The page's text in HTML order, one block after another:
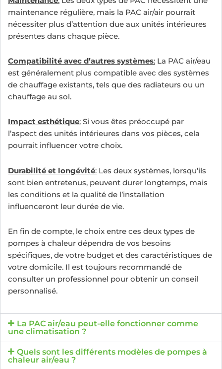
maintenance régulière, mais la PAC air/air pourrait
nécessiter plus d’attention due aux unités intérieures
présentes dans chaque pièce.
Compatibilité avec d’autres systèmes: La PAC air/eau
est généralement plus compatible avec des systèmes
de chauffage existants, tels que des radiateurs ou un
chauffage au sol.
Impact esthétique: Si vous êtes préoccupé par
l’aspect des unités intérieures dans vos pièces, cela
pourrait influencer votre choix.
Durabilité et longévité: Les deux systèmes, lorsqu’ils
sont bien entretenus, peuvent durer longtemps, mais
les conditions et la qualité de l’installation
influenceront leur durée de vie.
En fin de compte, le choix entre ces deux types de
pompes à chaleur dépendra de vos besoins
spécifiques, de votre budget et des caractéristiques de
votre domicile. Il est toujours recommandé de
consulter un professionnel pour obtenir un conseil
personnalisé.
La PAC air/eau peut-elle fonctionner comme
une climatisation ?
Quels sont les différents modèles de pompes à
chaleur air/eau ?